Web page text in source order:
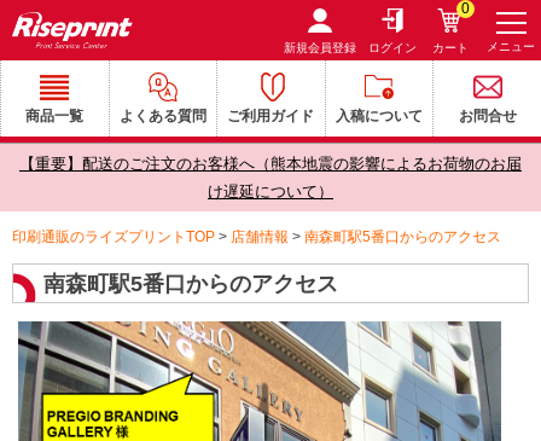
新規会員登録 ログイン カート
0
メニュー
商品一覧 よくある質問 ご利用ガイド 入稿について お問合せ
【重要】配送のご注文のお客様へ（熊本地震の影響によるお荷物のお届
け遅延について）
印刷通販のライズプリントTOP > 店舗情報 > 南森町駅5番口からのアクセス
南森町駅5番口からのアクセス